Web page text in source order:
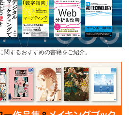
するおすすめの書籍をご紹介。